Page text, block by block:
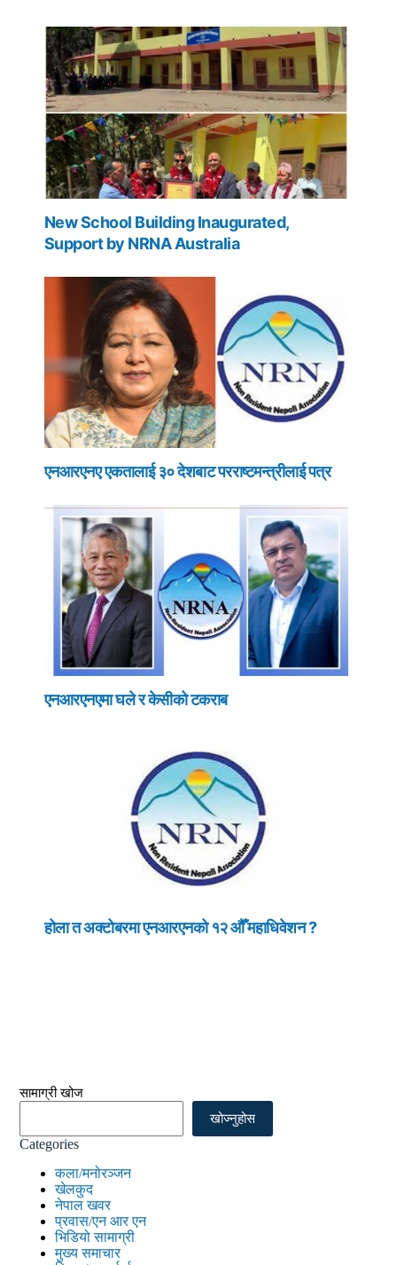
New School Building Inaugurated,
Support by NRNA Australia
एनआरएनए एकतालाई ३० देशबाट परराष्टमन्त्रीलाई पत्र
एनआरएनएमा घले र केसीको टकराब
होला त अक्टोबरमा एनआरएनको १२ औँ महाधिवेशन ?
सामाग्री खोज
खोज्नुहोस
Categories
कला/मनोरञ्जन
खेलकुद
नेपाल खवर
प्रवास/एन आर एन
भिडियो सामाग्री
मुख्य समाचार